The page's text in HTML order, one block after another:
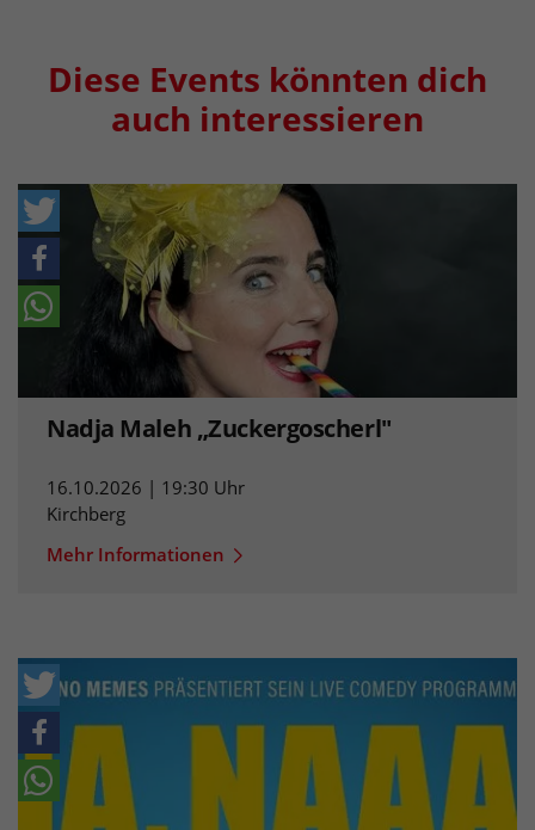
Diese Events könnten dich
auch interessieren
Nadja Maleh „Zuckergoscherl"
16.10.2026 | 19:30 Uhr
Kirchberg
Mehr Informationen